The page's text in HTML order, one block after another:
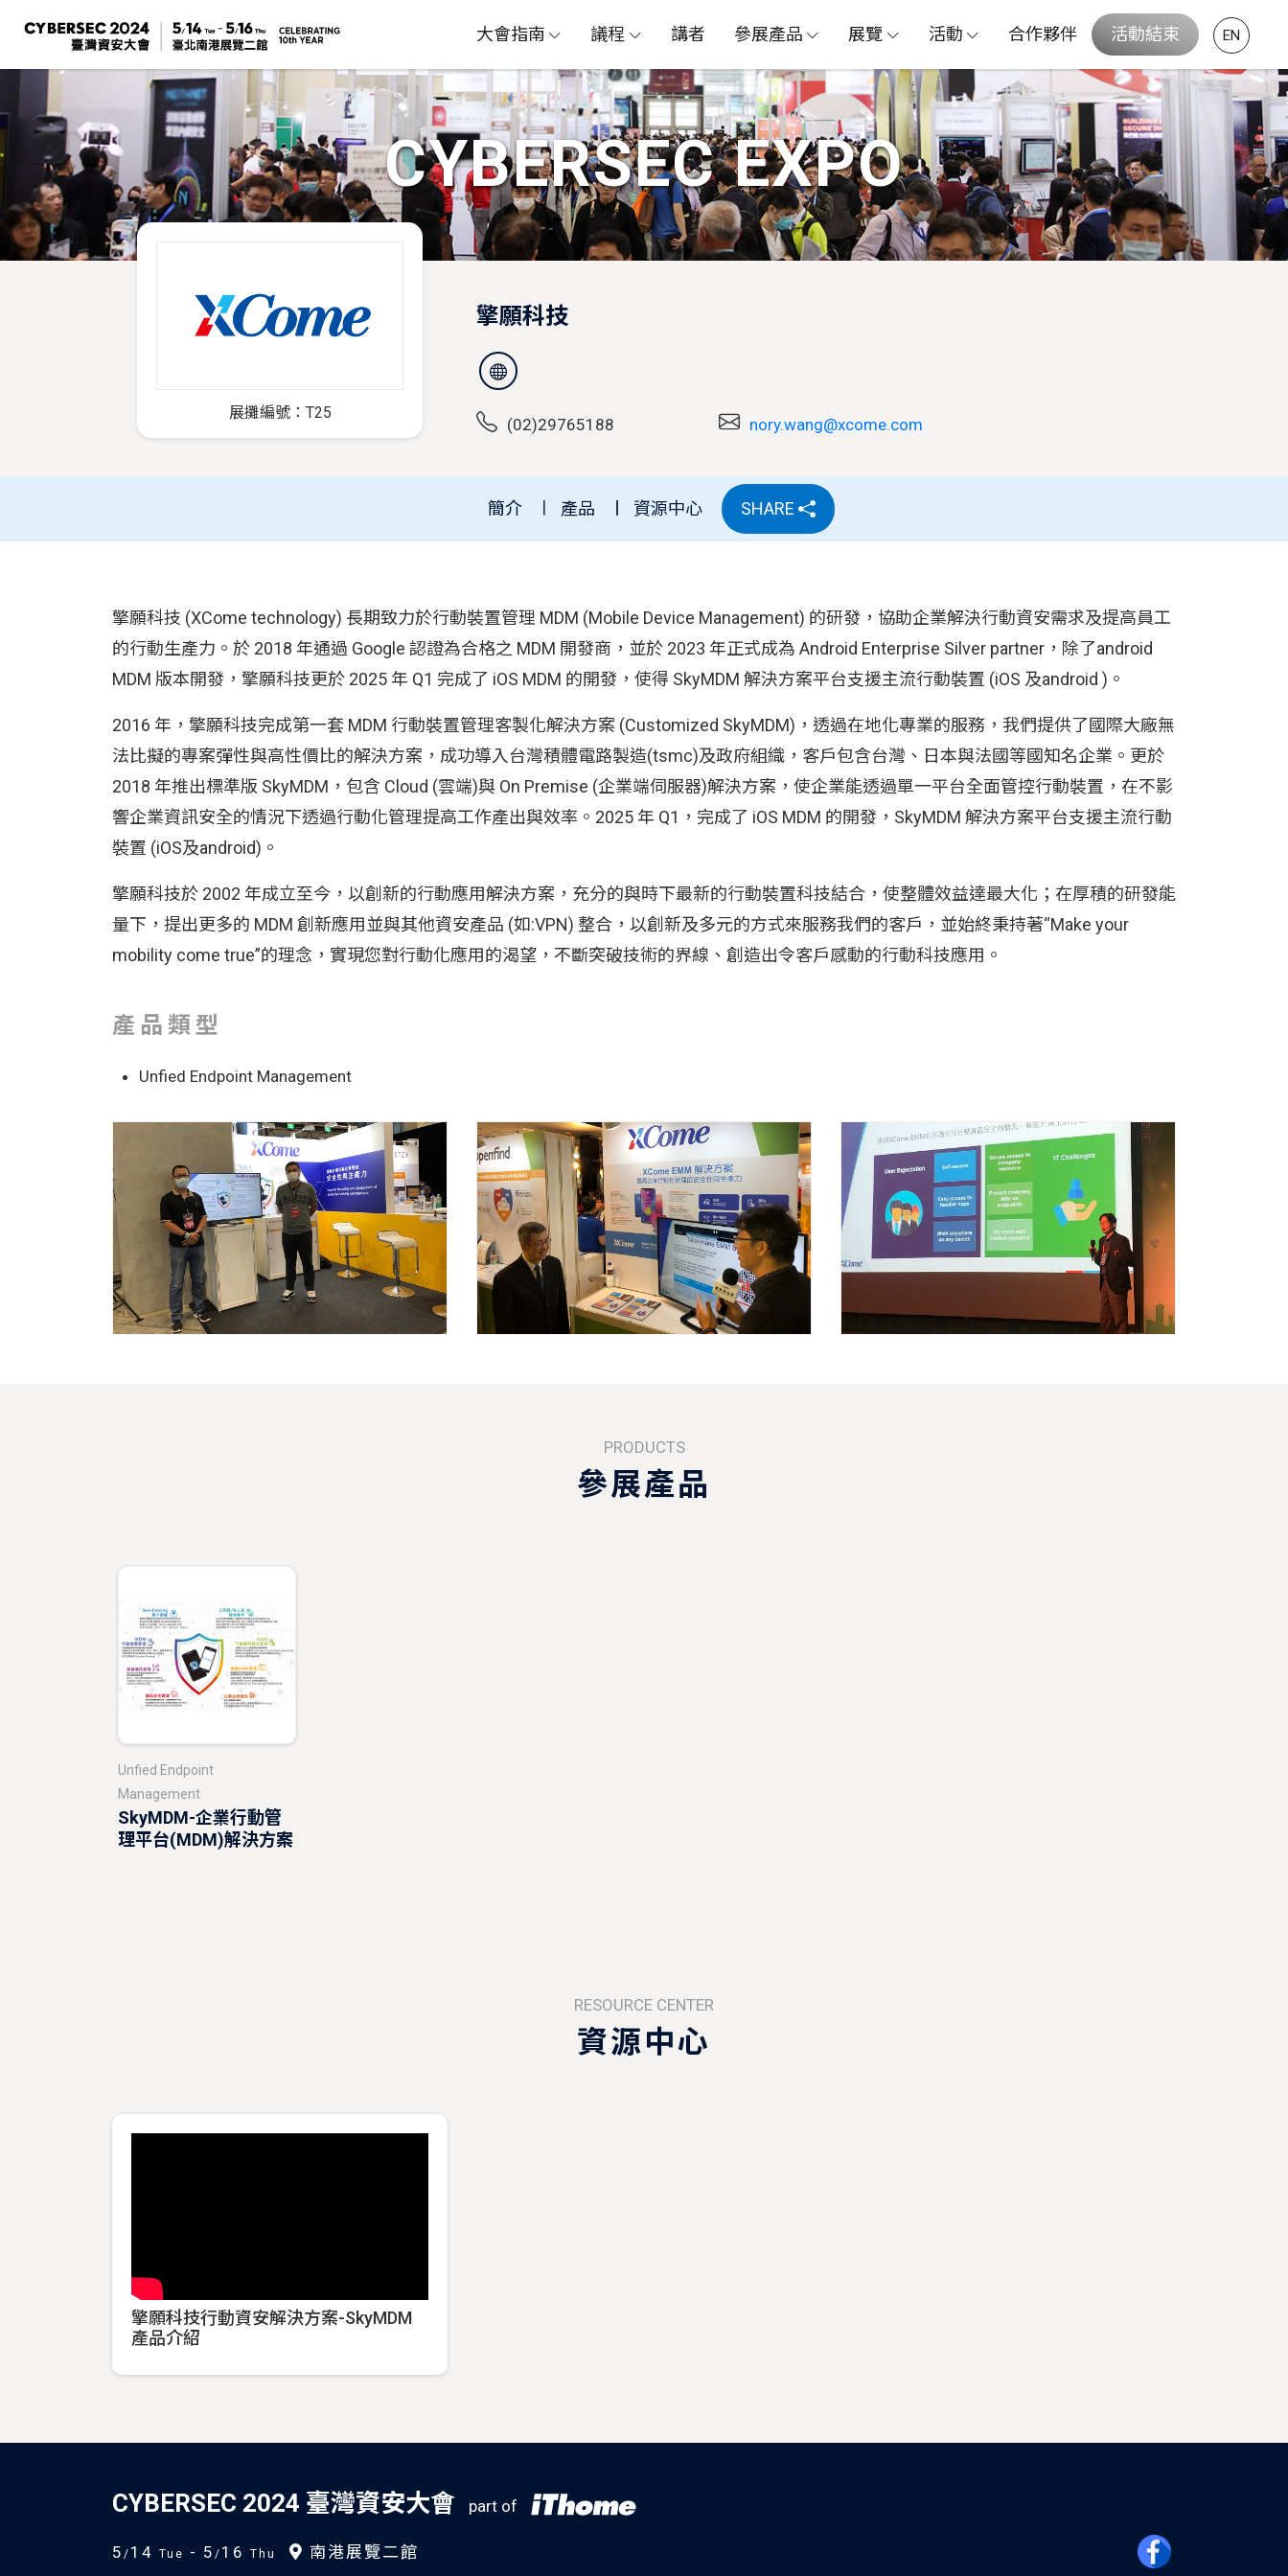
大會指南 議程 講者 參展產品 展覽 活動 合作夥伴 活動結束 EN
CYBERSEC EXPO
展攤編號：T25
擎願科技
(02)29765188 nory.wang@xcome.com
簡介 產品 資源中心 SHARE
擎願科技 (XCome technology) 長期致力於行動裝置管理 MDM (Mobile Device Management) 的研發，協助企業解決行動資安需求及提高員工
的行動生產力。於 2018 年通過 Google 認證為合格之 MDM 開發商，並於 2023 年正式成為 Android Enterprise Silver partner，除了android
MDM 版本開發，擎願科技更於 2025 年 Q1 完成了 iOS MDM 的開發，使得 SkyMDM 解決方案平台支援主流行動裝置 (iOS 及android )。
2016 年，擎願科技完成第一套 MDM 行動裝置管理客製化解決方案 (Customized SkyMDM)，透過在地化專業的服務，我們提供了國際大廠無
法比擬的專案彈性與高性價比的解決方案，成功導入台灣積體電路製造(tsmc)及政府組織，客戶包含台灣、日本與法國等國知名企業。更於
2018 年推出標準版 SkyMDM，包含 Cloud (雲端)與 On Premise (企業端伺服器)解決方案，使企業能透過單一平台全面管控行動裝置，在不影
響企業資訊安全的情況下透過行動化管理提高工作產出與效率。2025 年 Q1，完成了 iOS MDM 的開發，SkyMDM 解決方案平台支援主流行動
裝置 (iOS及android)。
擎願科技於 2002 年成立至今，以創新的行動應用解決方案，充分的與時下最新的行動裝置科技結合，使整體效益達最大化；在厚積的研發能
量下，提出更多的 MDM 創新應用並與其他資安產品 (如:VPN) 整合，以創新及多元的方式來服務我們的客戶，並始終秉持著“Make your
mobility come true”的理念，實現您對行動化應用的渴望，不斷突破技術的界線、創造出令客戶感動的行動科技應用。
產品類型
Unfied Endpoint Management
PRODUCTS
參展產品
Unfied Endpoint
Management
SkyMDM-企業行動管
理平台(MDM)解決方案
RESOURCE CENTER
資源中心
擎願科技行動資安解決方案-SkyMDM
產品介紹
CYBERSEC 2024 臺灣資安大會 part of
5 / 14 Tue - 5 / 16 Thu 南港展覽二館